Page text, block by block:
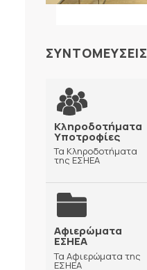
ΣΥΝΤΟΜΕΥΣΕΙΣ
Κληροδοτήματα
Υποτροφίες
Τα Κληροδοτήματα
της ΕΣΗΕΑ
Αφιερώματα
ΕΣΗΕΑ
Τα Αφιερώματα της
ΕΣΗΕΑ